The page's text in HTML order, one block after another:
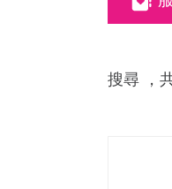
搜尋 ，